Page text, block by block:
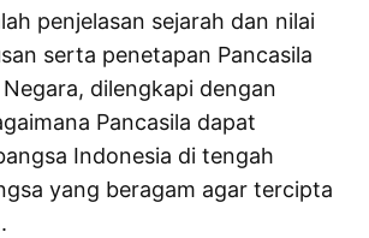
penjelasan sejarah dan nilai
serta penetapan Pancasila
dilengkapi dengan
Pancasila dapat
Indonesia di tengah
yang beragam agar tercipta